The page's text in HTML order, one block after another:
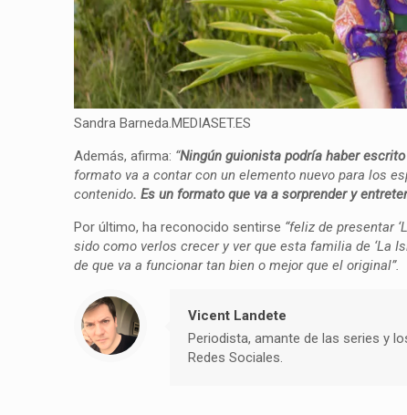
Sandra Barneda.MEDIASET.ES
Además, afirma: “Ningún guionista podría haber
formato va a contar con un elemento nuevo para los
contenido. Es un formato que va a sorprender y
Por último, ha reconocido sentirse “feliz de presentar
sido como verlos crecer y ver que esta familia de ‘La
de que va a funcionar tan bien o mejor que el original”.
Vicent Landete
Periodista, amante de las series y
Redes Sociales.